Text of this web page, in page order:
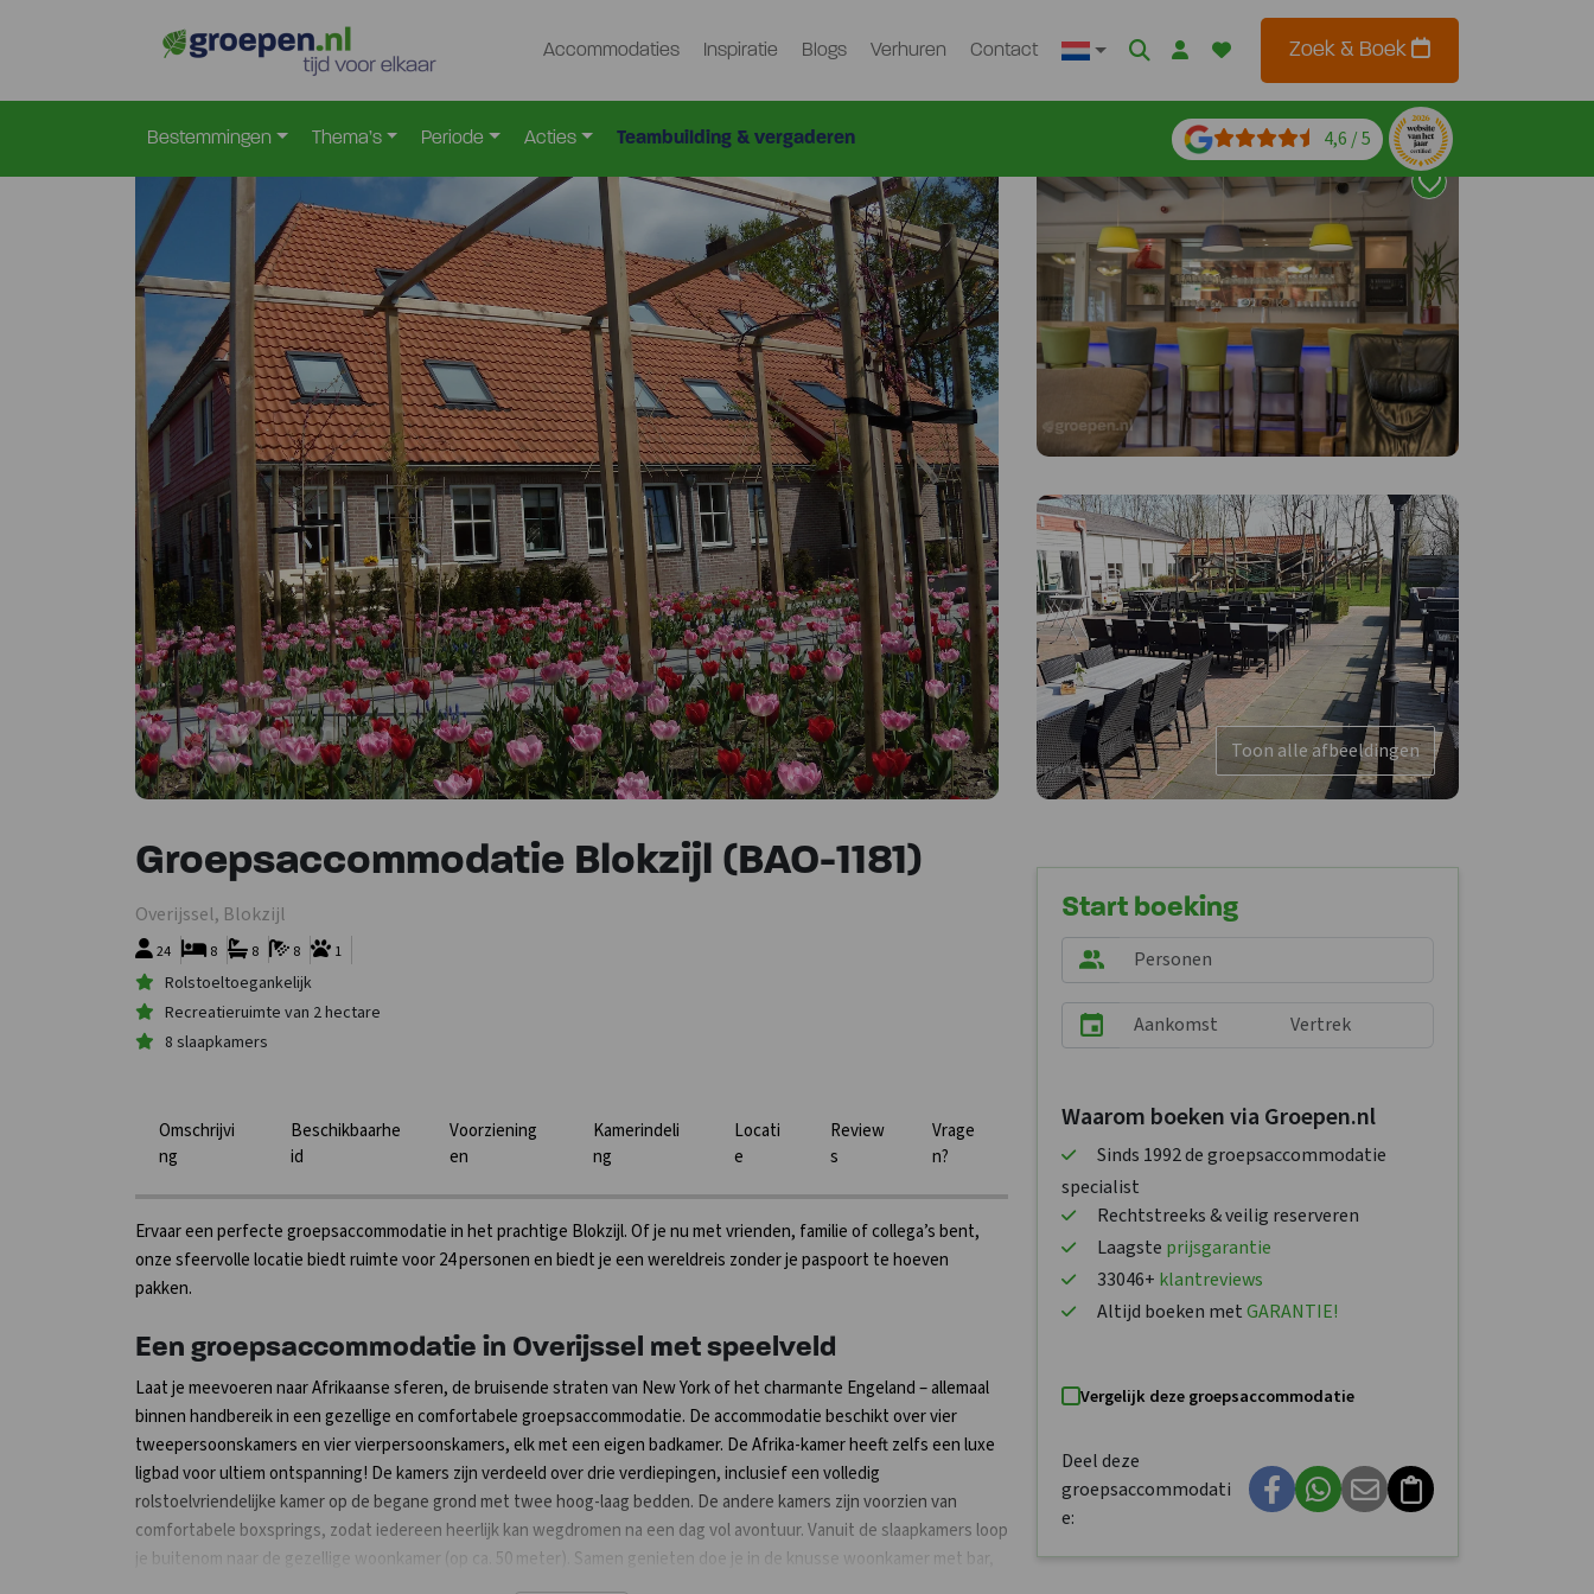
Accommodaties Inspiratie Blogs Verhuren Contact Zoek & Boek
Bestemmingen Thema’s Periode Acties Teambuilding & vergaderen 4,6 / 5
Toon alle afbeeldingen
Groepsaccommodatie Blokzijl (BAO-1181)
Overijssel, Blokzijl
24 1
8
8
8
Rolstoeltoegankelijk
Recreatieruimte van 2 hectare
8 slaapkamers
Omschrijvi
ng
Beschikbaarhe
id
Voorziening
en
Kamerindeli
ng
Locati
e
Review
s
Vrage
n?
Ervaar een perfecte groepsaccommodatie in het prachtige Blokzijl. Of je nu met vrienden, familie of collega’s bent,
onze sfeervolle locatie biedt ruimte voor 24 personen en biedt je een wereldreis zonder je paspoort te hoeven
pakken.
Een groepsaccommodatie in Overijssel met speelveld
Laat je meevoeren naar Afrikaanse sferen, de bruisende straten van New York of het charmante Engeland – allemaal
binnen handbereik in een gezellige en comfortabele groepsaccommodatie. De accommodatie beschikt over vier
tweepersoonskamers en vier vierpersoonskamers, elk met een eigen badkamer. De Afrika-kamer heeft zelfs een luxe
ligbad voor ultiem ontspanning! De kamers zijn verdeeld over drie verdiepingen, inclusief een volledig
rolstoelvriendelijke kamer op de begane grond met twee hoog-laag bedden. De andere kamers zijn voorzien van
comfortabele boxsprings, zodat iedereen heerlijk kan wegdromen na een dag vol avontuur. Vanuit de slaapkamers loop
je buitenom naar de gezellige woonkamer (op ca. 50 meter). Samen genieten doe je in de knusse woonkamer met bar,
of kook je samen in de goed uitgeruste keuken met inductiekookplaten, oven, grote koel/vries combinatie, dubbele
Start boeking
Waarom boeken via Groepen.nl
Sinds 1992 de groepsaccommodatie
specialist
Rechtstreeks & veilig reserveren
Laagste prijsgarantie
33046+ klantreviews
Altijd boeken metGARANTIE!
Vergelijk deze groepsaccommodatie
Deel deze
groepsaccommodati
e: